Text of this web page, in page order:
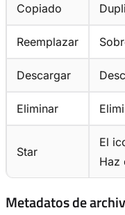
Copiado
Reemplazar
Descargar
Eliminar
Star
El
Haz
Metadatos de